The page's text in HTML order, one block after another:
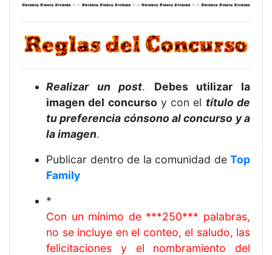
Realizar un post. Debes utilizar la
imagen del concurso y con el título de
tu preferencia cónsono al concurso y a
la imagen.
Publicar dentro de la comunidad de Top
Family
*
Con un mínimo de ***250*** palabras,
no se incluye en el conteo, el saludo, las
felicitaciones y el nombramiento del